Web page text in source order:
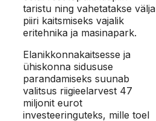
taristu ning vahetatakse välja
piiri kaitsmiseks vajalik
eritehnika ja masinapark.
Elanikkonnakaitsesse ja
ühiskonna sidususe
parandamiseks suunab
valitsus riigieelarvest 47
miljonit eurot
investeeringuteks, mille toel